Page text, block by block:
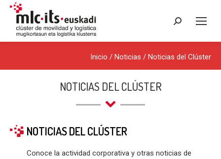
Buscar:
Inicio / Noticias / Noticias del Clúster
NOTICIAS DEL CLÚSTER
NOTICIAS DEL CLÚSTER
Conoce la actividad corporativa y otras noticias de